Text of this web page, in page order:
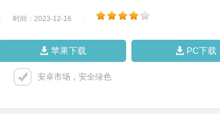
时间：2023-12-16
苹果下载 PC下载
安卓市场，安全绿色